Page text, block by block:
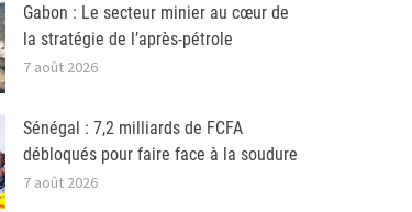
Gabon : Le secteur minier au cœur de
la stratégie de l’après-pétrole
7 août 2026
Sénégal : 7,2 milliards de FCFA
débloqués pour faire face à la soudure
7 août 2026